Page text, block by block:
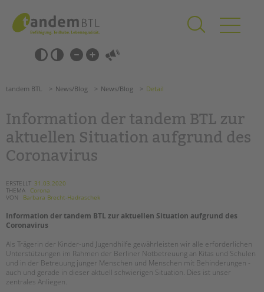
springen
Barrierefrei-
Einstellungen
überspringen
überspringen
SCHULE & GANZTAG
Oberschulen
Kollegs
Schulbezogene Sozialarbeit
HILFEN ZUR ERZIEHUNG
EINGLIEDERUNGSHILFE
Suchen
tandem BTL News/Blog News/Blog Detail
Information der tandem BTL zur
aktuellen Situation aufgrund des
Coronavirus
ERSTELLT 31.03.2020
THEMA Corona
VON
Barbara Brecht-Hadraschek
Information der tandem BTL zur aktuellen Situation aufgrund des
Coronavirus
Als Trägerin der Kinder-und Jugendhilfe gewährleisten wir alle erforderlichen
Unterstützungen im Rahmen der Berliner Notbetreuung an Kitas und Schulen
und in der Betreuung junger Menschen und Menschen mit Behinderungen -
auch und gerade in dieser aktuell schwierigen Situation. Dies ist unser
zentrales Anliegen.